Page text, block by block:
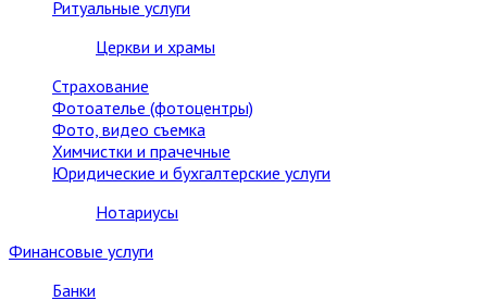
Ритуальные услуги
Церкви и храмы
Страхование
Фотоателье (фотоцентры)
Фото, видео съемка
Химчистки и прачечные
Юридические и бухгалтерские услуги
Нотариусы
Финансовые услуги
Банки